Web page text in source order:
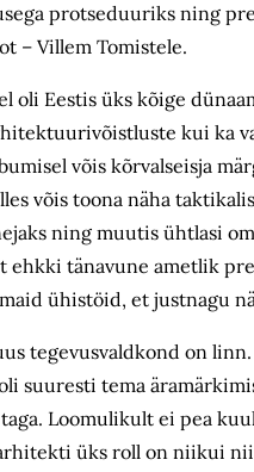
protseduuriks ning
– Villem Tomistele.
oli Eestis üks kõige
kui ka
võis kõrvalseisja
võis toona näha
ning muutis ühtlasi
ehkki tänavune ametlik
ühistöid, et justnagu
tegevusvaldkond on
suuresti tema
Loomulikult ei pea
üks roll on niikui nii